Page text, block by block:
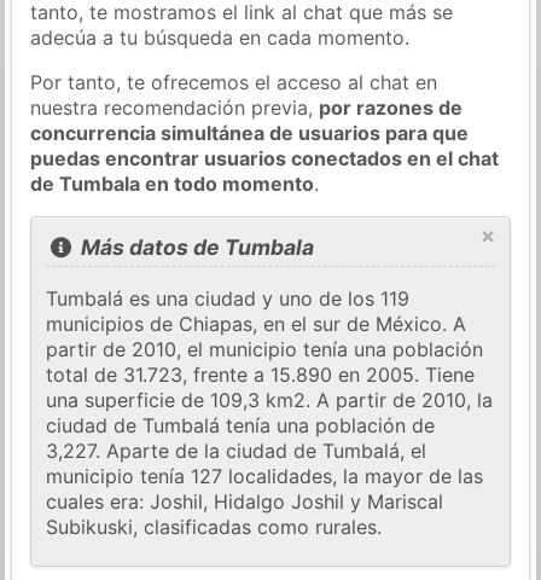
tanto, te mostramos el link al chat que más se
adecúa a tu búsqueda en cada momento.
Por tanto, te ofrecemos el acceso al chat en
nuestra recomendación previa, por razones de
concurrencia simultánea de usuarios para que
puedas encontrar usuarios conectados en el chat
de Tumbala en todo momento.
×
Más datos de Tumbala
Tumbalá es una ciudad y uno de los 119
municipios de Chiapas, en el sur de México. A
partir de 2010, el municipio tenía una población
total de 31.723, frente a 15.890 en 2005. Tiene
una superficie de 109,3 km2. A partir de 2010, la
ciudad de Tumbalá tenía una población de
3,227. Aparte de la ciudad de Tumbalá, el
municipio tenía 127 localidades, la mayor de las
cuales era: Joshil, Hidalgo Joshil y Mariscal
Subikuski, clasificadas como rurales.